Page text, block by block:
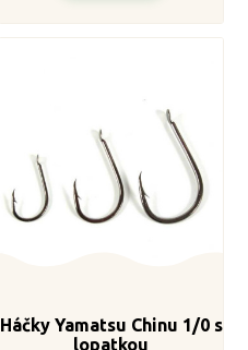
Háčky Yamatsu Chinu 1/0 s
lopatkou